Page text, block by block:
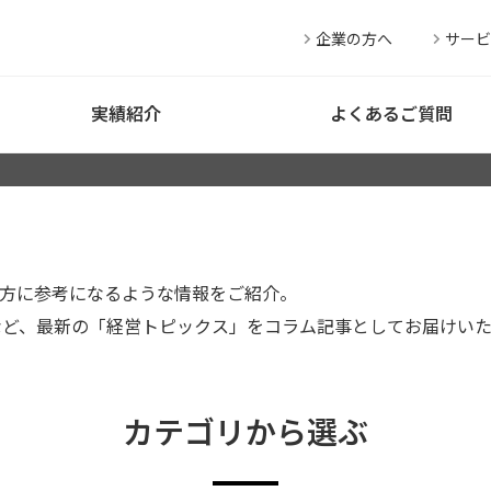
実績紹介 よくあるご質問
企業の方へ サー
参考になるような情報をご紹介。
、最新の「経営トピックス」をコラム記事としてお届けい
カテゴリから選ぶ